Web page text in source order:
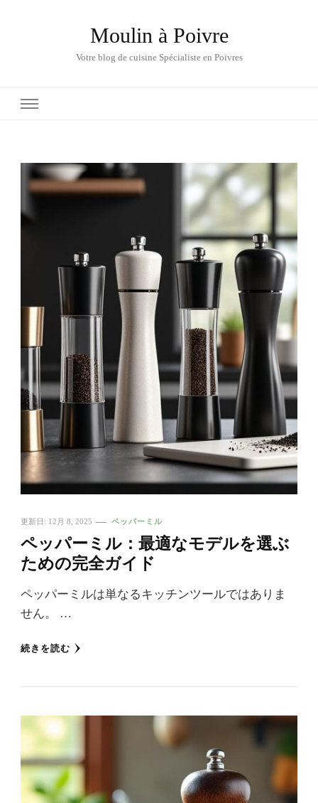
Moulin à Poivre
Votre blog de cuisine Spécialiste en Poivres
更新日: 12月 8, 2025 ペッパーミル
ペッパーミル：最適なモデルを選ぶ
ための完全ガイド
ペッパーミルは単なるキッチンツールではありま
せん。 …
続きを読む